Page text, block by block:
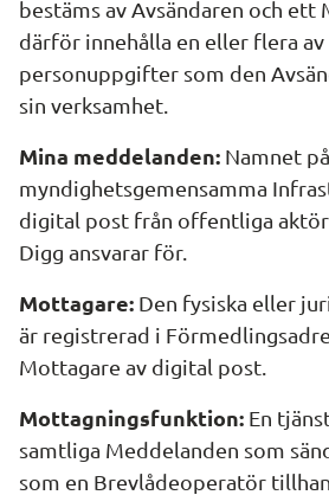
bestäms av Avsändaren och ett
därför innehålla en eller flera
personuppgifter som den
sin verksamhet.
Mina meddelanden: Namnet
myndighetsgemensamma
digital post från offentliga
Digg ansvarar för.
Mottagare: Den fysiska eller
är registrerad i
Mottagare av digital post.
Mottagningsfunktion: En
samtliga Meddelanden som
som en Brevlådeoperatör